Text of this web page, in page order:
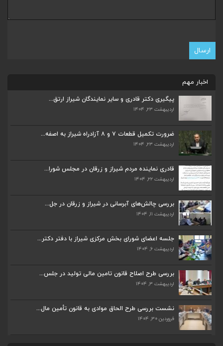
اخبار مهم
پیگیری دکتر قادری و سایر نمایندگان شیراز ارتق...
اردیبهشت ۲۳, ۱۴۰۴
ضرورت تکمیل قطعات ۷ و ۸ آزادراه شیراز به اصفه...
اردیبهشت ۲۳, ۱۴۰۴
قادری نماینده مردم شیراز و زرقان در مجلس شورا...
اردیبهشت ۲۲, ۱۴۰۴
بررسی چالش‌های آبرسانی در شیراز و زرقان در جل...
اردیبهشت ۱۱, ۱۴۰۴
جلسه اعضای شورای بخش مرکزی شیراز با دفتر دکتر...
اردیبهشت ۶, ۱۴۰۴
بررسی طرح اصلاح قانون تامین مالی تولید در جلس...
اردیبهشت ۳, ۱۴۰۴
نشست بررسی طرح الحاق موادی به قانون تأمین مال...
فروردین ۳۰, ۱۴۰۴
ضرورت تکمیل قطعات ۷ و ۸ آزادراه شیراز به اصفه...
اردیبهشت ۲۳, ۱۴۰۴
قادری نماینده مردم شیراز و زرقان در مجلس شورا...
بررسی چالش‌های آبرسانی در شیراز و زرقان در جل...
جلسه اعضای شورای بخش مرکزی شیراز با دفتر دکتر...
پیگیری دکتر قادری و سایر نمایندگان شیراز ارتق...
اردیبهشت ۲۳, ۱۴۰۴
ضرورت تکمیل قطعات ۷ و ۸ آزادراه شیراز به اصفه...
اردیبهشت ۲۳, ۱۴۰۴